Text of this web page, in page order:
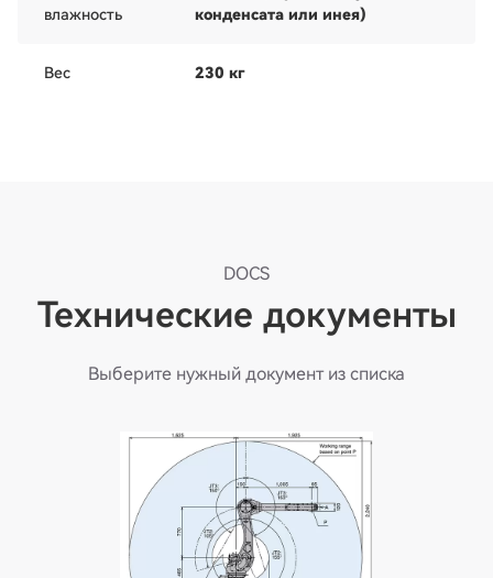
влажность
конденсата или инея)
Вес 230 кг
DOCS
Технические документы
Выберите нужный документ из списка